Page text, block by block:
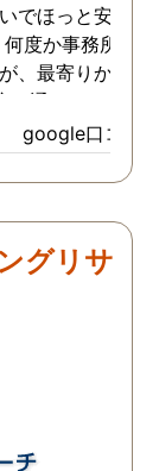
でほっと安心し
何度か事務所に
、最寄りから徒
で通いやすかっ
google口コミ
グリサ